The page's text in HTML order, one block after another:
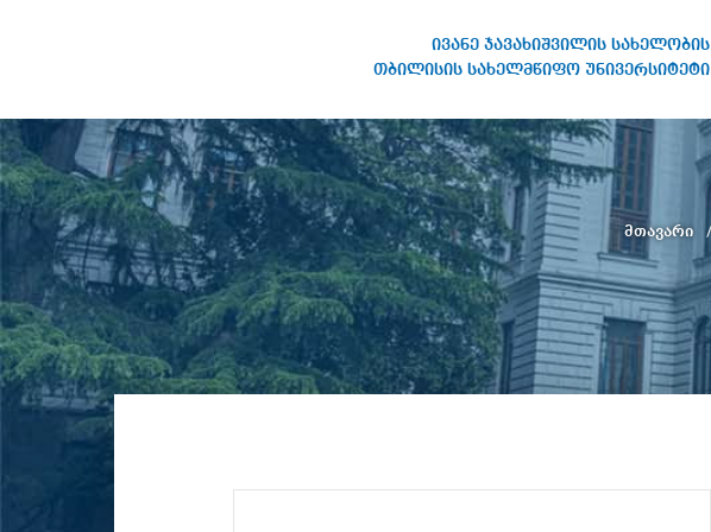
ივანე ჯავახიშვილის სახელობის
თბილისის სახელმწიფო უნივერსიტეტი
სახელობის თბილისის
სახელმწიფო უნივერსიტეტი
მთავარი